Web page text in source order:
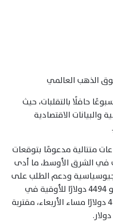
الذهب العالمي
حافلًا بالتقلبات، حيث
الاقتصادية
متتالية مدعومًا بتوقعات
في الشرق الأوسط، ما أدى
ودعم الطلب على
الذهب، لترتفع الأسعار من نحو 4494 دولارًا للأوقية في
بداية الأسبوع إلى قرابة 4790 دولارًا مساء الأربعاء، مقتربة